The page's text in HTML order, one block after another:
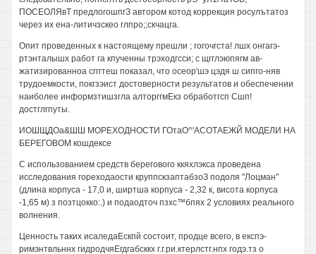
ПОСЕОЛЯвТ предлогошпгЗ автором котод коррекция росулътатоз
через их ена-литичзскео глпро;;скчацга.
Опит проведенных к настоящему прешли ; гогочгста! лшх онгагэ-
ртэнталышх работ га кпученны трэходгсси; с щгглэюпягм ав-
жатизированноа сгггтеш показал, что осеор'шэ цэдя ш сипго-няв
трудоемкости, покгзэист достоверности результатов и обеспечении
наиболее информзтишзгла алторггмЕкз обработгсп Сшп!
достглгпуты.
ИОШЩДОа&ШШ МОРЕХОДНОСТИ ГОтаО^'АСОТАЕЖЙ МОДЕЛИ НА
БЕРЕГОВОМ кошдексе
С использованием средств берегового ккяхлэкса проведена
исследования гореходаости круппскзаптабзоЗ подоля "Лоцман"
(длина корпуса - 17,0 и, ширтша корпуса - 2,32 к, висота корпуса
-1,65 м) з позтцокко:.) и подаодточ пзхс™бпях 2 условиях реального
волнения.
Ценность таких исаледаЕскпй состоит, продце всего, в експэ-
римэнтвльннх гидродчяЕгдгабсккх г.г.ри.ктерлстг.нпх годэ.тз о